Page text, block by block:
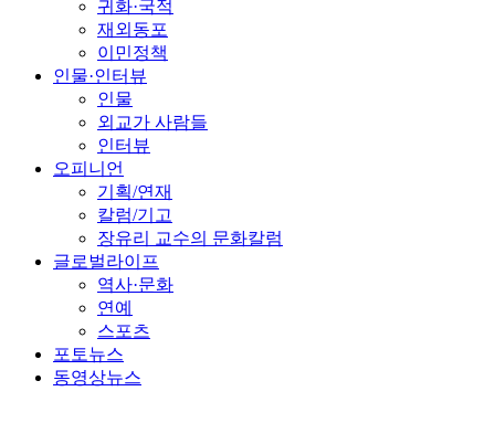
귀화·국적
재외동포
이민정책
인물·인터뷰
인물
외교가 사람들
인터뷰
오피니언
기획/연재
칼럼/기고
장유리 교수의 문화칼럼
글로벌라이프
역사·문화
연예
스포츠
포토뉴스
동영상뉴스